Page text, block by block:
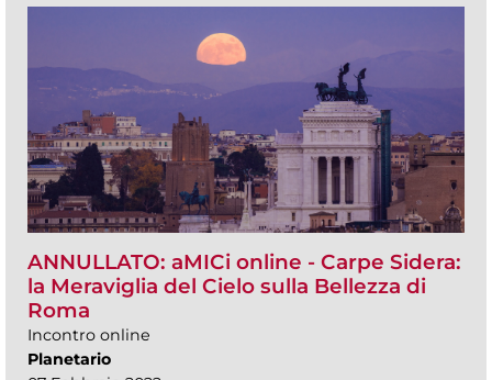
ANNULLATO: aMICi online - Carpe Sidera:
la Meraviglia del Cielo sulla Bellezza di
Roma
Incontro online
Planetario